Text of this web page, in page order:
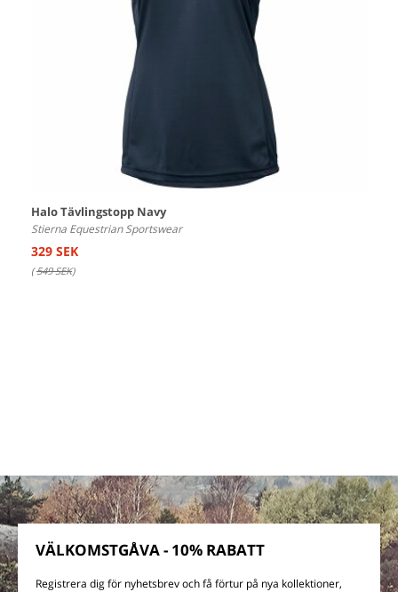
Halo Tävlingstopp Navy
Stierna Equestrian Sportswear
329 SEK
(549 SEK)
VÄLKOMSTGÅVA - 10% RABATT
Registrera dig för nyhetsbrev och få förtur på nya kollektioner,